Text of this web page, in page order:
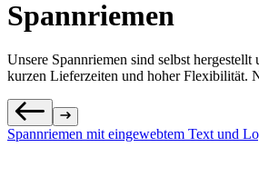
Spannriemen
Unsere Spannriemen sind selbst
kurzen Lieferzeiten und hoher Flexibilität.
Spannriemen mit eingewebtem Text und